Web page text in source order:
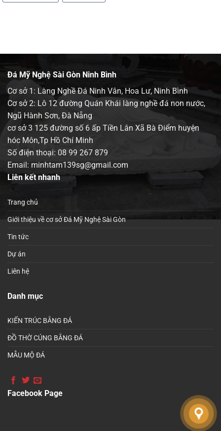
Đá Mỹ Nghệ Sài Gòn Ninh Bình
Cơ sở 1: Làng Nghề Đá Ninh Vân, Hoa Lư, Ninh Bình
Cơ sở 2: Lô 12 đường Quán Khái làng nghề đá non nước,
Ngũ Hành Sơn, Đà Nẵng
cơ sở 3 125 đường số 6 ấp Tiền Lân Xã Bà Điểm huyện
hóc Môn,Tp Hồ Chí Minh
Số điện thoại: 08 99 267 879
Email: minhtam139sg@gmail.com
Liên kết nhanh
Trang chủ
Giới thiệu về cơ sở Đá Mỹ Nghệ Sài Gòn
Tin tức
Dự án
Liên hệ
Danh mục
KIẾN TRÚC BẰNG ĐÁ
ĐỒ THỜ CÚNG BẰNG ĐÁ
MẪU MỘ ĐÁ
Facebook Page